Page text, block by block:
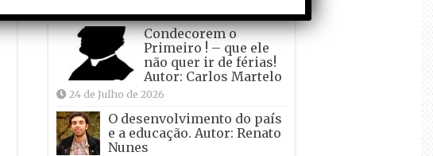
Condecorem o
Primeiro ! – que ele
não quer ir de férias!
Autor: Carlos Martelo
24 de Julho de 2026
O desenvolvimento do país
e a educação. Autor: Renato
Nunes